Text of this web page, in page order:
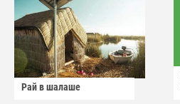
Рай в шалаше